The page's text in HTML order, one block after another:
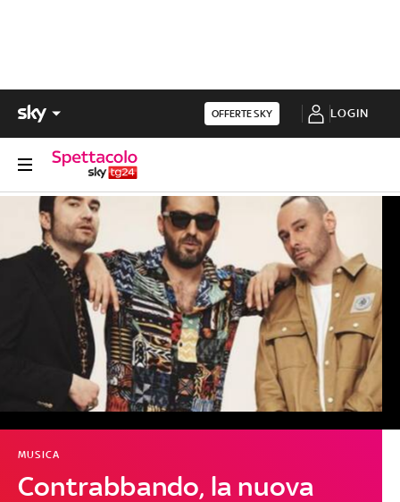
OFFERTE SKY LOGIN
Contrabbando, la nuova
MUSICA